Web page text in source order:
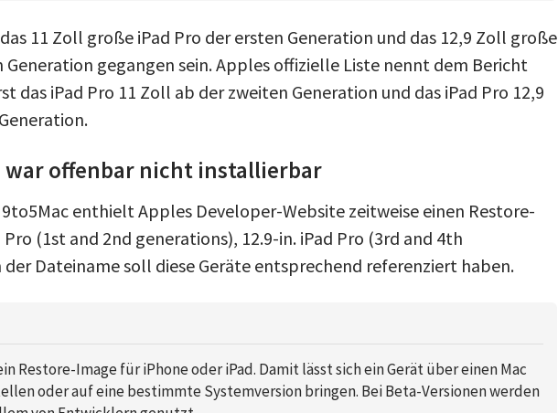
11 Zoll große iPad Pro der ersten Generation und das 12,9 Zoll große
gegangen sein. Apples offizielle Liste nennt dem Bericht
das iPad Pro 11 Zoll ab der zweiten Generation und das iPad Pro 12,9
war offenbar nicht installierbar
enthielt Apples Developer-Website zeitweise einen Restore-
Pro (1st and 2nd generations), 12.9-in. iPad Pro (3rd and 4th
der Dateiname soll diese Geräte entsprechend referenziert haben.
Restore-Image für iPhone oder iPad. Damit lässt sich ein Gerät über einen Mac
oder auf eine bestimmte Systemversion bringen. Bei Beta-Versionen werden